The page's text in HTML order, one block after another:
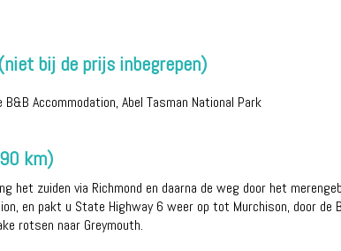
bij de prijs inbegrepen)
Accommodation, Abel Tasman National Park
km)
het zuiden via Richmond en daarna de weg door het
en pakt u State Highway 6 weer op tot Murchison, door de
rotsen naar Greymouth.